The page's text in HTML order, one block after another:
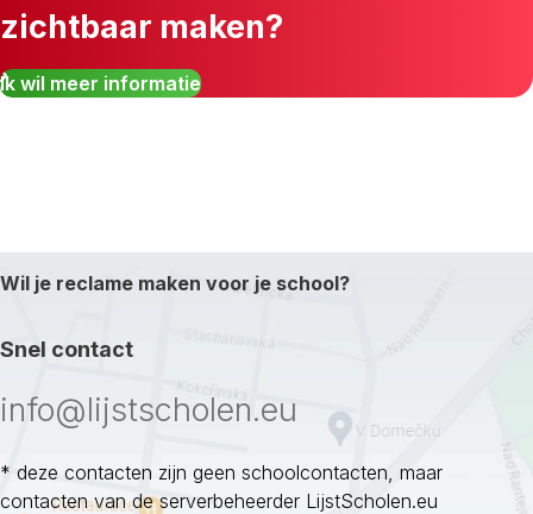
zichtbaar maken?
Ik wil meer informatie
Wil je reclame maken voor je school?
Snel contact
info@lijstscholen.eu
* deze contacten zijn geen schoolcontacten, maar
contacten van de serverbeheerder LijstScholen.eu